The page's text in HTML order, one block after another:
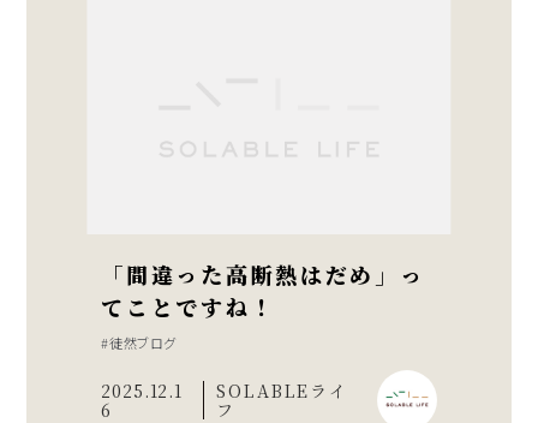
「間違った高断熱はだめ」っ
てことですね！
徒然ブログ
2025.12.1
6
SOLABLEライ
フ